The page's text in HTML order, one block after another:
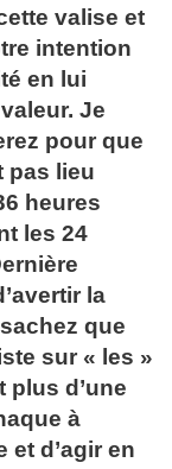
valise et
intention
en lui
Je
pour que
pas lieu
heures
les 24
la
que
sur « les »
plus d’une
à
d’agir en